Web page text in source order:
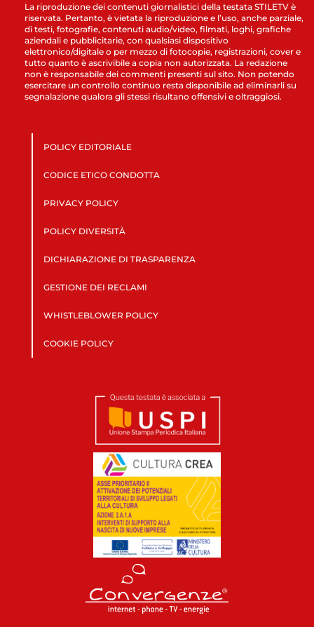
La riproduzione dei contenuti giornalistici della testata STILETV è
riservata. Pertanto, è vietata la riproduzione e l’uso, anche parziale,
di testi, fotografie, contenuti audio/video, filmati, loghi, grafiche
aziendali e pubblicitarie, con qualsiasi dispositivo
elettronico/digitale o per mezzo di fotocopie, registrazioni, cover e
tutto quanto è ascrivibile a copia non autorizzata. La redazione
non è responsabile dei commenti presenti sul sito. Non potendo
esercitare un controllo continuo resta disponibile ad eliminarli su
segnalazione qualora gli stessi risultano offensivi e oltraggiosi.
POLICY EDITORIALE
CODICE ETICO CONDOTTA
PRIVACY POLICY
POLICY DIVERSITÀ
DICHIARAZIONE DI TRASPARENZA
GESTIONE DEI RECLAMI
WHISTLEBLOWER POLICY
COOKIE POLICY